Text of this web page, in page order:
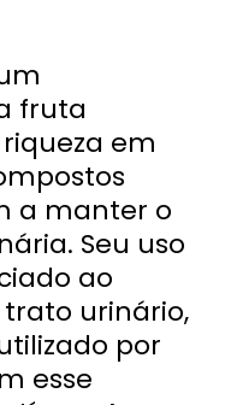
fruta
em
a manter o
Seu uso
ao
urinário,
por
esse